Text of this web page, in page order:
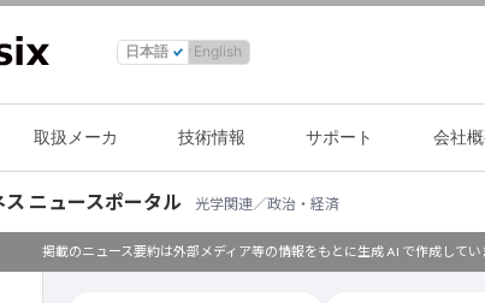
日本語 English
取扱メーカ 技術情報 サポート 会社
ニュースポータル 光学関連／政治・経済
掲載のニュース要約は外部メディア等の情報をもとに生成 AI で作成して